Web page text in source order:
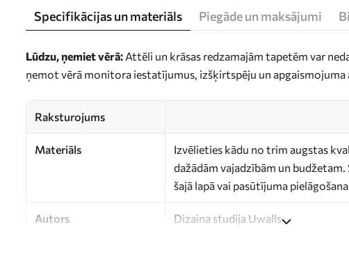
Specifikācijas un materiāls Piegāde un maksājumi
Lūdzu, ņemiet vērā: Attēli un krāsas redzamajām tapetēm var
ņemot vērā monitora iestatījumus, izšķirtspēju un apgaismojuma
Raksturojums
Materiāls
Izvēlieties kādu no trim augstas
dažādām vajadzībām un
šajā lapā vai pasūtījuma
Autors Dizaina studija Uwalls